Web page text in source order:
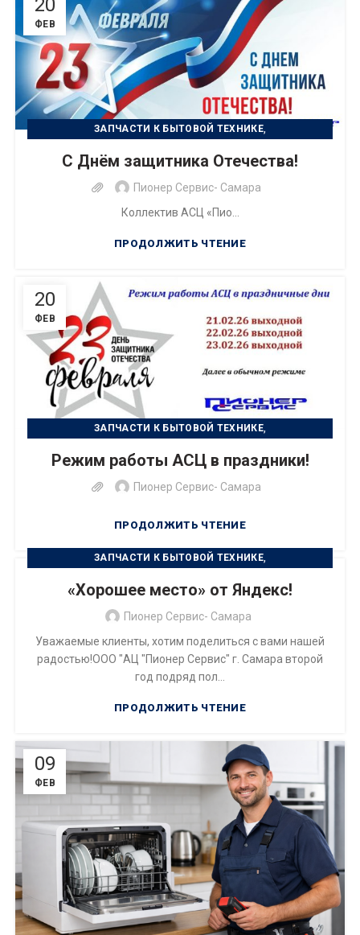
20
ФЕВ
ЗАПЧАСТИ К БЫТОВОЙ ТЕХНИКЕ,
РЕМОНТ ЦИФРОВОЙ ТЕХНИКИ
С Днём защитника Отечества!
Пионер Сервис- Самара
Коллектив АСЦ «Пио...
ПРОДОЛЖИТЬ ЧТЕНИЕ
20
ФЕВ
ЗАПЧАСТИ К БЫТОВОЙ ТЕХНИКЕ,
РЕМОНТ ЦИФРОВОЙ ТЕХНИКИ
Режим работы АСЦ в праздники!
Пионер Сервис- Самара
ПРОДОЛЖИТЬ ЧТЕНИЕ
ЗАПЧАСТИ К БЫТОВОЙ ТЕХНИКЕ,
«Хорошее место» от Яндекс!
Пионер Сервис- Самара
Уважаемые клиенты, хотим поделиться с вами нашей
радостью!ООО "АЦ "Пионер Сервис" г. Самара второй
год подряд пол...
ПРОДОЛЖИТЬ ЧТЕНИЕ
09
ФЕВ